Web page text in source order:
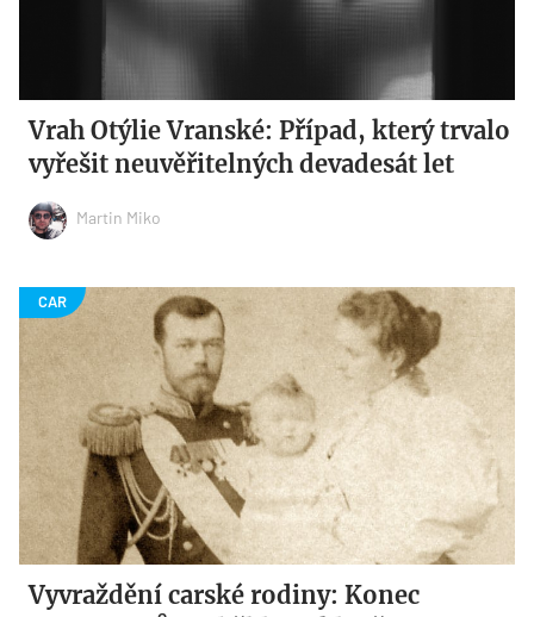
Vrah Otýlie Vranské: Případ, který trvalo
vyřešit neuvěřitelných devadesát let
Martin Miko
Vyvraždění carské rodiny: Konec